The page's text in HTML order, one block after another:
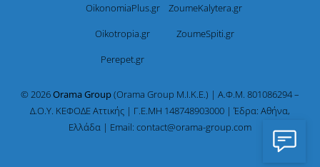
OikonomiaPlus.gr
ZoumeKalytera.gr
Oikotropia.gr
ZoumeSpiti.gr
Perepet.gr
© 2026Orama Group(Orama Group Μ.Ι.Κ.Ε.) | Α.Φ.Μ. 801086294 –
Δ.Ο.Υ. ΚΕΦΟΔΕ Αττικής | Γ.Ε.ΜΗ 148748903000 | Έδρα: Αθήνα,
Ελλάδα | Email: contact@orama-group.com